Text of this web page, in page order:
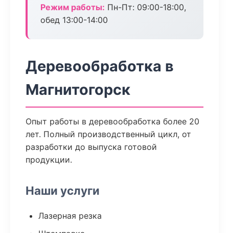
Режим работы: Пн-Пт: 09:00-18:00,
обед 13:00-14:00
Деревообработка в
Магнитогорск
Опыт работы в деревообработка более 20
лет. Полный производственный цикл, от
разработки до выпуска готовой
продукции.
Наши услуги
Лазерная резка